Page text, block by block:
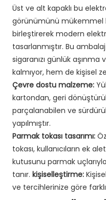
Üst ve alt kapaklı bu
görünümünü mükemmel
birleştirerek modern
tasarlanmıştır. Bu
sigaranızı günlük
kalmıyor, hem de kişisel
Çevre dostu malzeme:
kartondan, geri
parçalanabilen ve
yapılmıştır.
Parmak tokası tasarımı:
tokası, kullanıcıların ek
kutusunu parmak
tanır. kişiselleştirme:
ve tercihlerinize göre